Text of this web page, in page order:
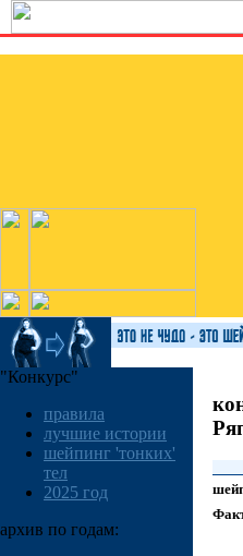
"Конкурс"
правила
лучшие истории
шейпинг 'тонких'
тел
2025 год
архив по годам: